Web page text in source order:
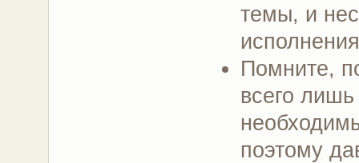
темы, и
Помните,
всего
поэтому